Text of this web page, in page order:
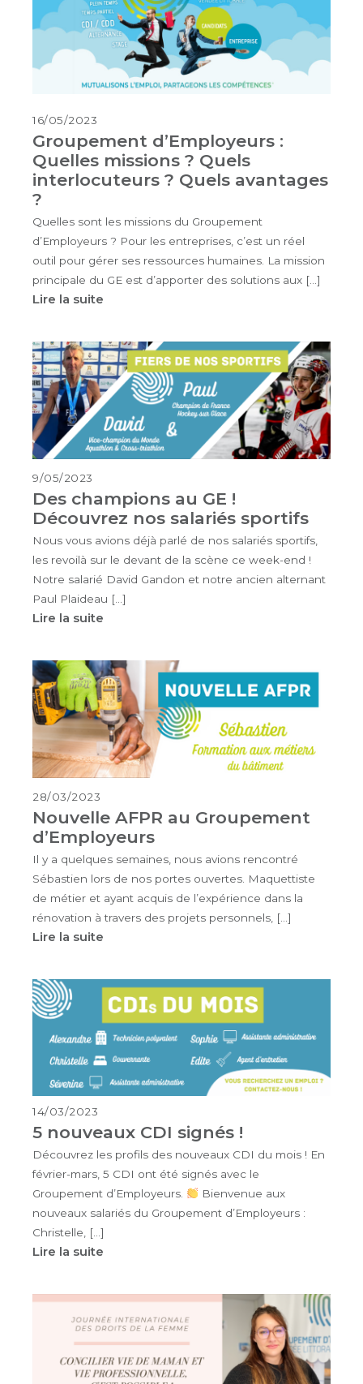
16/05/2023
Groupement d’Employeurs :
Quelles missions ? Quels
interlocuteurs ? Quels avantages
?
Quelles sont les missions du Groupement
d’Employeurs ? Pour les entreprises, c’est un réel
outil pour gérer ses ressources humaines. La mission
principale du GE est d’apporter des solutions aux […]
Lire la suite
9/05/2023
Des champions au GE !
Découvrez nos salariés sportifs
Nous vous avions déjà parlé de nos salariés sportifs,
les revoilà sur le devant de la scène ce week-end !
Notre salarié David Gandon et notre ancien alternant
Paul Plaideau […]
Lire la suite
28/03/2023
Nouvelle AFPR au Groupement
d’Employeurs
Il y a quelques semaines, nous avions rencontré
Sébastien lors de nos portes ouvertes. Maquettiste
de métier et ayant acquis de l’expérience dans la
rénovation à travers des projets personnels, […]
Lire la suite
14/03/2023
5 nouveaux CDI signés !
Découvrez les profils des nouveaux CDI du mois ! En
février-mars, 5 CDI ont été signés avec le
Groupement d’Employeurs.
Bienvenue aux
nouveaux salariés du Groupement d’Employeurs :
Christelle, […]
Lire la suite